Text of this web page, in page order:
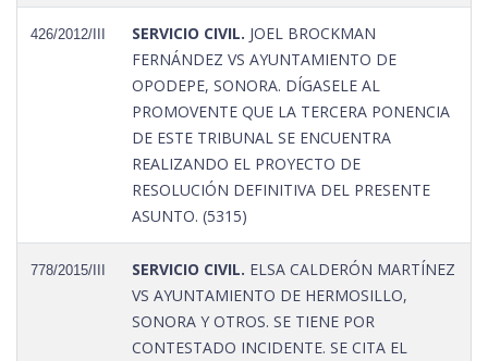
426/2012/III SERVICIO CIVIL. JOEL BROCKMAN
FERNÁNDEZ VS AYUNTAMIENTO DE
OPODEPE, SONORA. DÍGASELE AL
PROMOVENTE QUE LA TERCERA PONENCIA
DE ESTE TRIBUNAL SE ENCUENTRA
REALIZANDO EL PROYECTO DE
RESOLUCIÓN DEFINITIVA DEL PRESENTE
ASUNTO. (5315)
778/2015/III SERVICIO CIVIL. ELSA CALDERÓN MARTÍNEZ
VS AYUNTAMIENTO DE HERMOSILLO,
SONORA Y OTROS. SE TIENE POR
CONTESTADO INCIDENTE. SE CITA EL